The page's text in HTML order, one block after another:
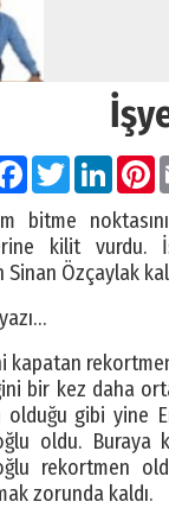
Facebook
Twitter
bitme
kilit vurdu.
Sinan Özçaylak
kapatan
bir kez daha
olduğu gibi yine
oldu.
rekortmen
zorunda kaldı.